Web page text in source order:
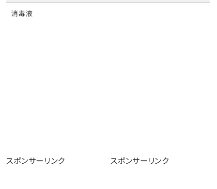
消毒液
スポンサーリンク スポンサーリンク